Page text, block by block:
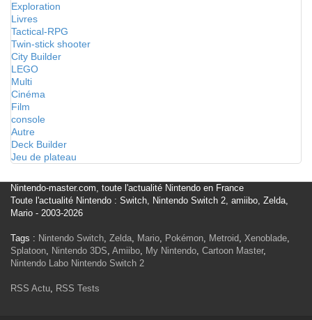
Exploration
Livres
Tactical-RPG
Twin-stick shooter
City Builder
LEGO
Multi
Cinéma
Film
console
Autre
Deck Builder
Jeu de plateau
Nintendo-master.com, toute l'actualité Nintendo en France
Toute l'actualité Nintendo : Switch, Nintendo Switch 2, amiibo, Zelda,
Mario - 2003-2026
Tags : Nintendo Switch, Zelda, Mario, Pokémon, Metroid, Xenoblade,
Splatoon, Nintendo 3DS, Amiibo, My Nintendo, Cartoon Master,
Nintendo Labo Nintendo Switch 2
RSS Actu, RSS Tests